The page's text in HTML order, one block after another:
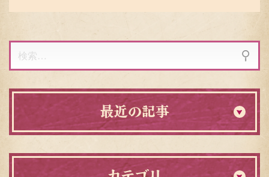
索:
最近の記事